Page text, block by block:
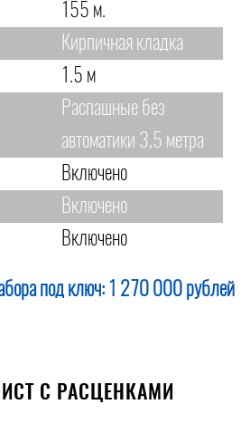
155 м.
Кирпичная кладка
1.5 м
Распашные без
автоматики 3,5 метра
Включено
Включено
Включено
под ключ: 1 270 000 рублей
С РАСЦЕНКАМИ